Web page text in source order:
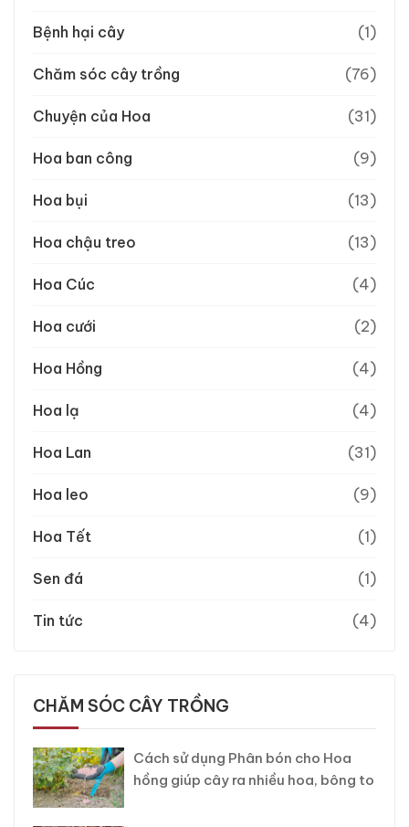
Bệnh hại cây (1)
Chăm sóc cây trồng (76)
Chuyện của Hoa (31)
Hoa ban công (9)
Hoa bụi (13)
Hoa chậu treo (13)
Hoa Cúc (4)
Hoa cưới (2)
Hoa Hồng (4)
Hoa lạ (4)
Hoa Lan (31)
Hoa leo (9)
Hoa Tết (1)
Sen đá (1)
Tin tức (4)
CHĂM SÓC CÂY TRỒNG
Cách sử dụng Phân bón cho Hoa
hồng giúp cây ra nhiều hoa, bông to